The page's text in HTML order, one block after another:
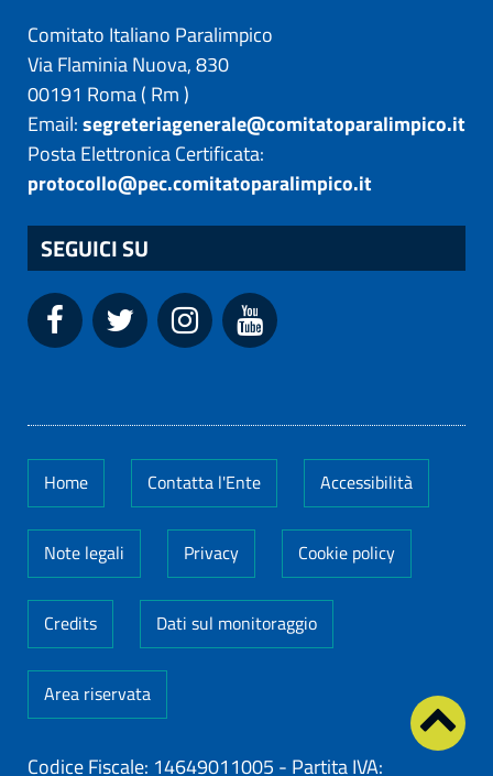
Comitato Italiano Paralimpico
Via Flaminia Nuova, 830
00191 Roma( Rm)
Email:segreteriagenerale@comitatoparalimpico.it
Posta Elettronica Certificata:
protocollo@pec.comitatoparalimpico.it
SEGUICI SU
Home Contatta l'Ente Accessibilità
Note legali Privacy Cookie policy
Credits Dati sul monitoraggio
Area riservata
Codice Fiscale: 14649011005 - Partita IVA: